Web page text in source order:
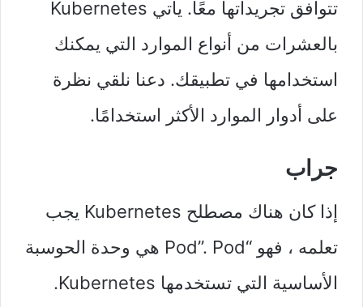
تتوافق تجريداتها معًا. يأتي Kubernetes
بالعشرات من أنواع الموارد التي يمكنك
استخدامها في تطبيقك. دعنا نلقي نظرة
على أدوار الموارد الأكثر استخدامًا.
جراب
إذا كان هناك مصطلح Kubernetes يجب
تعلمه ، فهو “Pod”. Pod هي وحدة الحوسبة
الأساسية التي تستخدمها Kubernetes.